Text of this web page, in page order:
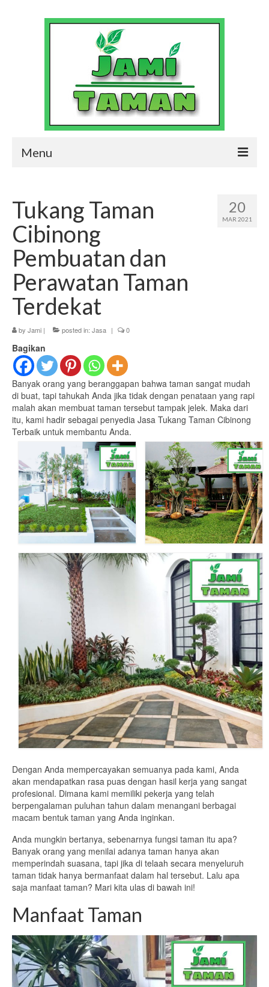
Menu
Contact Us
Jami Taman Gallery
20
MAR 2021
Tukang Taman
Cibinong
Pembuatan dan
Perawatan Taman
Terdekat
by Jami | posted in: Jasa | 0
Bagikan
Banyak orang yang beranggapan bahwa taman sangat mudah
di buat, tapi tahukah Anda jika tidak dengan penataan yang rapi
malah akan membuat taman tersebut tampak jelek. Maka dari
itu, kami hadir sebagai penyedia Jasa Tukang Taman Cibinong
Terbaik untuk membantu Anda.
Dengan Anda mempercayakan semuanya pada kami, Anda
akan mendapatkan rasa puas dengan hasil kerja yang sangat
profesional. Dimana kami memiliki pekerja yang telah
berpengalaman puluhan tahun dalam menangani berbagai
macam bentuk taman yang Anda inginkan.
Anda mungkin bertanya, sebenarnya fungsi taman itu apa?
Banyak orang yang menilai adanya taman hanya akan
memperindah suasana, tapi jika di telaah secara menyeluruh
taman tidak hanya bermanfaat dalam hal tersebut. Lalu apa
saja manfaat taman? Mari kita ulas di bawah ini!
Manfaat Taman